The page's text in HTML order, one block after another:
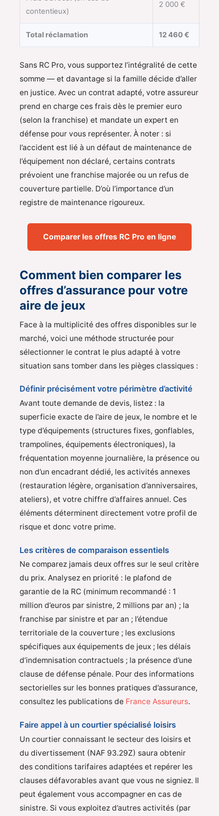
contentieux)
2 000 €
Total réclamation 12 460 €
Sans RC Pro, vous supportez l’intégralité de cette
somme — et davantage si la famille décide d’aller
en justice. Avec un contrat adapté, votre assureur
prend en charge ces frais dès le premier euro
(selon la franchise) et mandate un expert en
défense pour vous représenter. À noter : si
l’accident est lié à un défaut de maintenance de
l’équipement non déclaré, certains contrats
prévoient une franchise majorée ou un refus de
couverture partielle. D’où l’importance d’un
registre de maintenance rigoureux.
Comparer les offres RC Pro en ligne
Comment bien comparer les
offres d’assurance pour votre
aire de jeux
Face à la multiplicité des offres disponibles sur le
marché, voici une méthode structurée pour
sélectionner le contrat le plus adapté à votre
situation sans tomber dans les pièges classiques :
Définir précisément votre périmètre d’activité
Avant toute demande de devis, listez : la
superficie exacte de l’aire de jeux, le nombre et le
type d’équipements (structures fixes, gonflables,
trampolines, équipements électroniques), la
fréquentation moyenne journalière, la présence ou
non d’un encadrant dédié, les activités annexes
(restauration légère, organisation d’anniversaires,
ateliers), et votre chiffre d’affaires annuel. Ces
éléments déterminent directement votre profil de
risque et donc votre prime.
Les critères de comparaison essentiels
Ne comparez jamais deux offres sur le seul critère
du prix. Analysez en priorité : le plafond de
garantie de la RC (minimum recommandé : 1
million d’euros par sinistre, 2 millions par an) ; la
franchise par sinistre et par an ; l’étendue
territoriale de la couverture ; les exclusions
spécifiques aux équipements de jeux ; les délais
d’indemnisation contractuels ; la présence d’une
clause de défense pénale. Pour des informations
sectorielles sur les bonnes pratiques d’assurance,
consultez les publications de France Assureurs.
Faire appel à un courtier spécialisé loisirs
Un courtier connaissant le secteur des loisirs et
du divertissement (NAF 93.29Z) saura obtenir
des conditions tarifaires adaptées et repérer les
clauses défavorables avant que vous ne signiez. Il
peut également vous accompagner en cas de
sinistre. Si vous exploitez d’autres activités (par